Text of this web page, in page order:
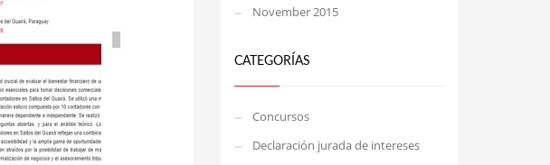
November 2015
CATEGORÍAS
Concursos
Declaración jurada de intereses